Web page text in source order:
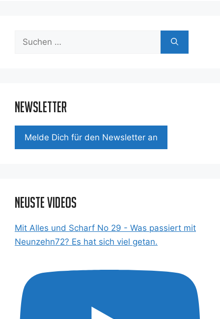
Suchen
Newsletter
Mel­de Dich für den News­let­ter an
Neuste Videos
Mit Alles und Scharf No 29 - Was passiert mit
Neunzehn72? Es hat sich viel getan.